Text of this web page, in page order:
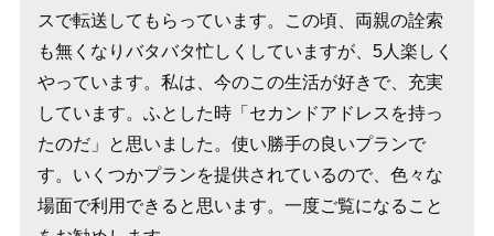
スで転送してもらっています。この頃、両親の詮索
も無くなりバタバタ忙しくしていますが、5人楽しく
やっています。私は、今のこの生活が好きで、充実
しています。ふとした時「セカンドアドレスを持っ
たのだ」と思いました。使い勝手の良いプランで
す。いくつかプランを提供されているので、色々な
場面で利用できると思います。一度ご覧になること